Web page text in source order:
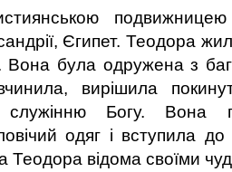
Єгипет. Теодора
Вона була одружена з
вирішила
служінню Богу. Вона
одяг і вступила до
відома своїми